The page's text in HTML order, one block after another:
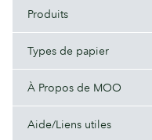
Produits
Types de papier
À Propos de MOO
Aide/Liens utiles